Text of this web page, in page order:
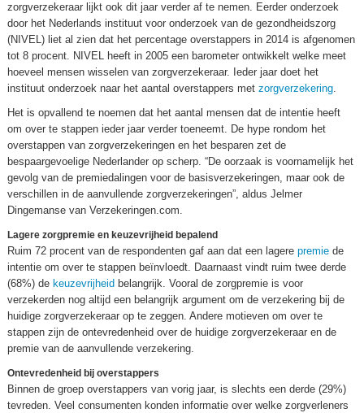
zorgverzekeraar lijkt ook dit jaar verder af te nemen. Eerder onderzoek
door het Nederlands instituut voor onderzoek van de gezondheidszorg
(NIVEL) liet al zien dat het percentage overstappers in 2014 is afgenomen
tot 8 procent. NIVEL heeft in 2005 een barometer ontwikkelt welke meet
hoeveel mensen wisselen van zorgverzekeraar. Ieder jaar doet het
instituut onderzoek naar het aantal overstappers met zorgverzekering.
Het is opvallend te noemen dat het aantal mensen dat de intentie heeft
om over te stappen ieder jaar verder toeneemt. De hype rondom het
overstappen van zorgverzekeringen en het besparen zet de
bespaargevoelige Nederlander op scherp. “De oorzaak is voornamelijk het
gevolg van de premiedalingen voor de basisverzekeringen, maar ook de
verschillen in de aanvullende zorgverzekeringen”, aldus Jelmer
Dingemanse van Verzekeringen.com.
Lagere zorgpremie en keuzevrijheid bepalend
Ruim 72 procent van de respondenten gaf aan dat een lagere premie de
intentie om over te stappen beïnvloedt. Daarnaast vindt ruim twee derde
(68%) de keuzevrijheid belangrijk. Vooral de zorgpremie is voor
verzekerden nog altijd een belangrijk argument om de verzekering bij de
huidige zorgverzekeraar op te zeggen. Andere motieven om over te
stappen zijn de ontevredenheid over de huidige zorgverzekeraar en de
premie van de aanvullende verzekering.
Ontevredenheid bij overstappers
Binnen de groep overstappers van vorig jaar, is slechts een derde (29%)
tevreden. Veel consumenten konden informatie over welke zorgverleners